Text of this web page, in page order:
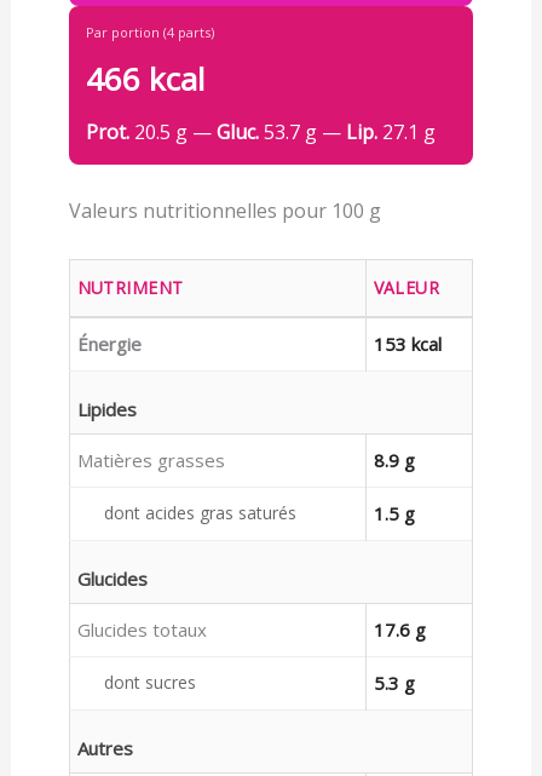
Par portion (4 parts)
466 kcal
Prot.20.5 g —Gluc.53.7 g — Lip.27.1 g
Valeurs nutritionnelles pour 100 g
NUTRIMENT VALEUR
Énergie 153 kcal
Lipides
Matières grasses 8.9 g
dont acides gras saturés 1.5 g
Glucides
Glucides totaux 17.6 g
dont sucres 5.3 g
Autres